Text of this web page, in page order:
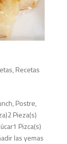
, Recetas
Postre,
Pieza(s)
Pizca(s)
las yemas